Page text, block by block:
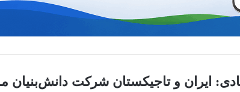
ایران و تاجیکستان شرکت